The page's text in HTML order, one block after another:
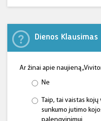
Dienos Klausimas
Ar žinai apie naujieną
Ne
Taip, tai vaistas
sunkumo jutimo